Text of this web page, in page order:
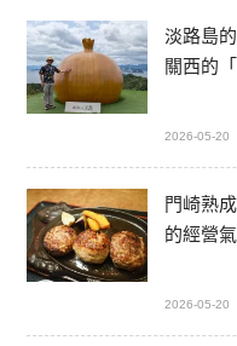
淡路島
關西的
2026-05-20
門崎熟
的經營
2026-05-20